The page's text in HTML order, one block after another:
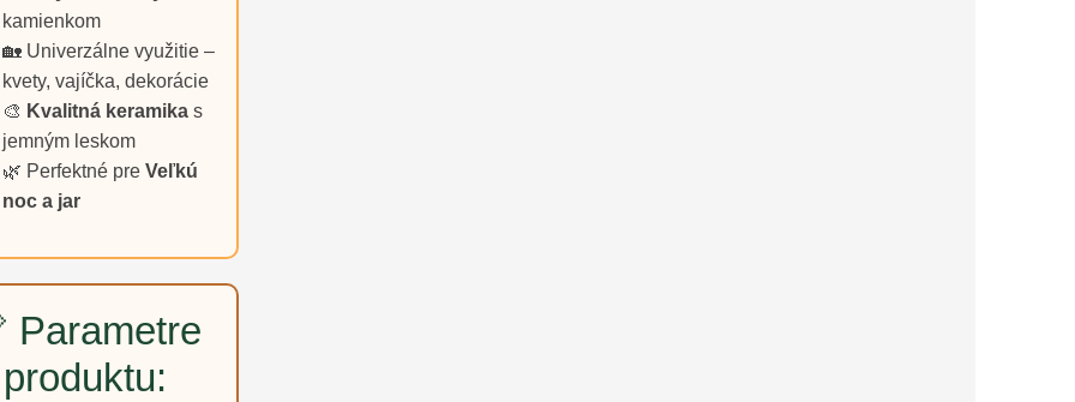
kamienkom
🏡 Univerzálne využitie –
kvety, vajíčka, dekorácie
🎨 Kvalitná keramika s
jemným leskom
🌿 Perfektné pre Veľkú
noc a jar
Parametre
produktu: